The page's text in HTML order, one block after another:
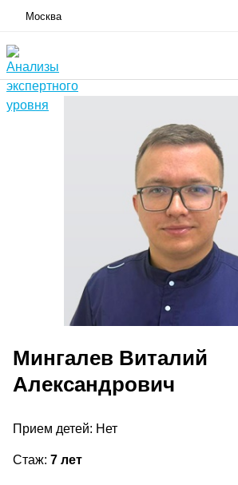
Москва
Мингалев Виталий
Александрович
Прием детей: Нет
Стаж: 7 лет